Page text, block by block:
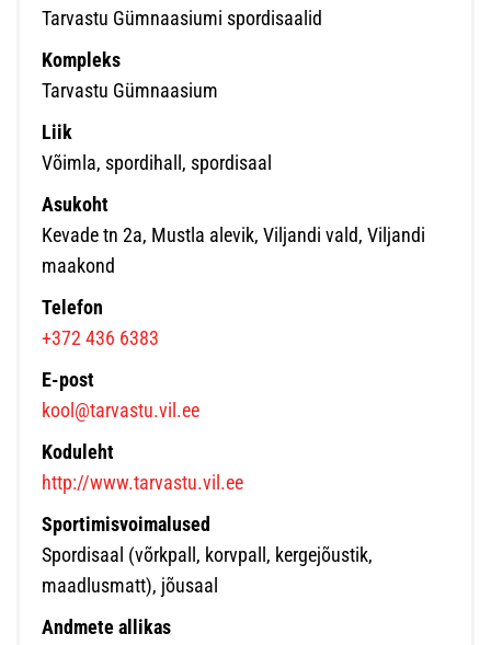
Tarvastu Gümnaasiumi spordisaalid
Kompleks
Tarvastu Gümnaasium
Liik
Võimla, spordihall, spordisaal
Asukoht
Kevade tn 2a, Mustla alevik, Viljandi vald, Viljandi
maakond
Telefon
+372 436 6383
E-post
kool@tarvastu.vil.ee
Koduleht
http://www.tarvastu.vil.ee
Sportimisvoimalused
Spordisaal (võrkpall, korvpall, kergejõustik,
maadlusmatt), jõusaal
Andmete allikas